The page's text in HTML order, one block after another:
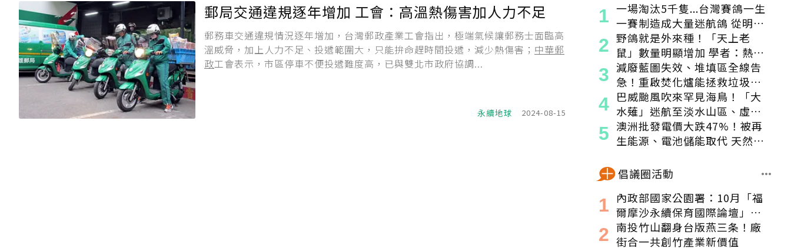
郵局交通違規逐年增加 工會：高溫熱傷害加人力不足
郵務車交通違規情況逐年增加，台灣郵政產業工會指出，極端氣候讓郵務士面臨高
溫威脅，加上人力不足、投遞範圍大，只能拚命趕時間投遞，減少熱傷害； 中華郵
政工會表示，市區停車不便投遞難度高，已與雙北市政府協調...
永續地球 2024-08-15
一場淘汰5千隻...台灣賽鴿一生
一賽制造成大量迷航鴿 從明星
變都市「老鼠」
野鴿就是外來種！「天上老
鼠」數量明顯增加 學者：熱區
食物來源穩定
減廢藍圖失效、堆填區全線告
急！重啟焚化爐能拯救垃圾危
機嗎？
巴威颱風吹來罕見海鳥！「大
水薙」迷航至淡水山區、虛弱
獲救
澳洲批發電價大跌47%！被再
生能源、電池儲能取代 天然氣
倡議圈活動
內政部國家公園署：10月「福
爾摩沙永續保育國際論壇」登
場！串聯跨界夥伴與低碳遊
程，向世界展現臺灣綠色實力
南投竹山翻身台版燕三条！廠
街合一共創竹產業新價值